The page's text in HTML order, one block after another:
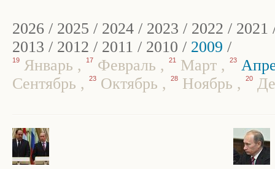
2026 / 2025 / 2024 / 2023 / 2022 / 2021
2013 / 2012 / 2011 / 2010 / 2009 /
19 Январь , 17 Февраль , 21 Март , 23
Сентябрь , 23 Октябрь , 28 Ноябрь , 20